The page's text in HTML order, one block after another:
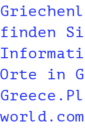
finden
Orte in
world.com